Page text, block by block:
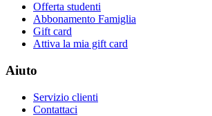
Offerta studenti
Abbonamento Famiglia
Gift card
Attiva la mia gift card
Aiuto
Servizio clienti
Contattaci